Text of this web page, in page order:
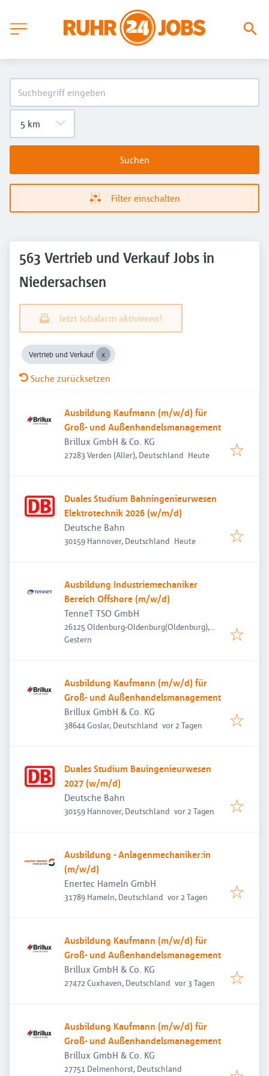
Suchen
Filter einschalten
563 Vertrieb und Verkauf Jobs in
Niedersachsen
Jetzt Jobalarm aktivieren!
Vertrieb und Verkauf
Suche zurücksetzen
Ausbildung Kaufmann (m/w/d) für
Groß- und Außenhandelsmanagement
Brillux GmbH & Co. KG
27283 Verden (Aller), Deutschland Veröffentlicht:
Heute
Duales Studium Bahningenieurwesen
Elektrotechnik 2026 (w/m/d)
Deutsche Bahn
30159 Hannover, Deutschland Veröffentlicht
Heute
Ausbildung Industriemechaniker
Bereich Offshore (m/w/d)
TenneT TSO GmbH
26125 Oldenburg-Oldenburg(Oldenburg),
Deutschland
Veröffentlicht
Gestern
Ausbildung Kaufmann (m/w/d) für
Groß- und Außenhandelsmanagement
Brillux GmbH & Co. KG
38644 Goslar, Deutschland Veröffentlicht
vor 2 Tagen
Duales Studium Bauingenieurwesen
2027 (w/m/d)
Deutsche Bahn
30159 Hannover, Deutschland Veröffentlicht
vor 2 Tagen
Ausbildung - Anlagenmechaniker:in
(m/w/d)
Enertec Hameln GmbH
31789 Hameln, Deutschland Veröffentlicht
vor 2 Tagen
Ausbildung Kaufmann (m/w/d) für
Groß- und Außenhandelsmanagement
Brillux GmbH & Co. KG
27472 Cuxhaven, Deutschland Veröffentlicht
vor 3 Tagen
Ausbildung Kaufmann (m/w/d) für
Groß- und Außenhandelsmanagement
Brillux GmbH & Co. KG
27751 Delmenhorst, Deutschland